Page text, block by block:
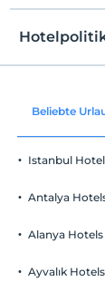
Check-out
Vor 10:00
Haustiere
Rauchen
Rauchen
Kind(er)
kostenlos.
Kindern
Einchecken
Check-out
Vor 10:00
Haustiere
Rauchen
Der
Beliebte
Istanbul
Antalya
Alanya Hotels
Ayvalık Hotels